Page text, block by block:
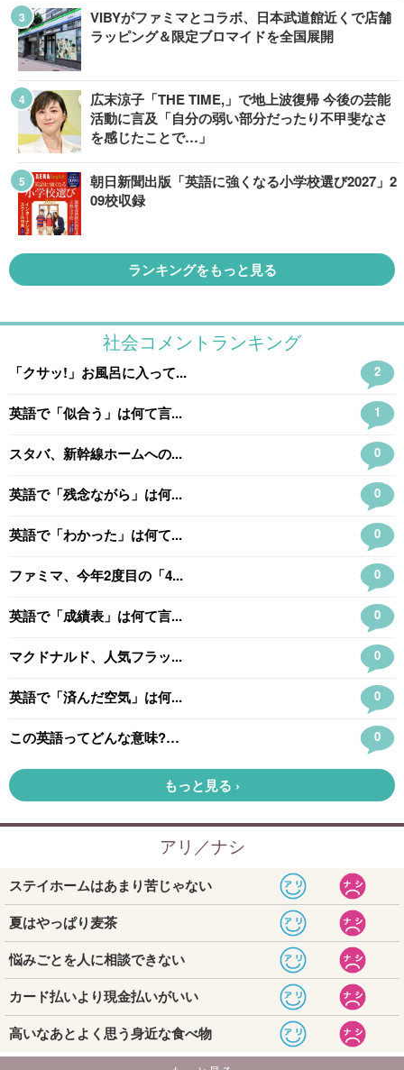
VIBYがファミマとコラボ、日本武道館近くで店舗
ラッピング＆限定ブロマイドを全国展開
広末涼子「THE TIME,」で地上波復帰 今後の芸能
活動に言及「自分の弱い部分だったり不甲斐なさ
を感じたことで…」
朝日新聞出版「英語に強くなる小学校選び2027」2
09校収録
ランキングをもっと見る